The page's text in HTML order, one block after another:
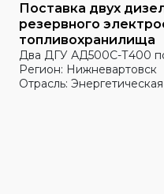
Поставка двух
резервного
топливохранилища
Два ДГУ АД500С-Т400
Регион: Нижневартовск
Отрасль: